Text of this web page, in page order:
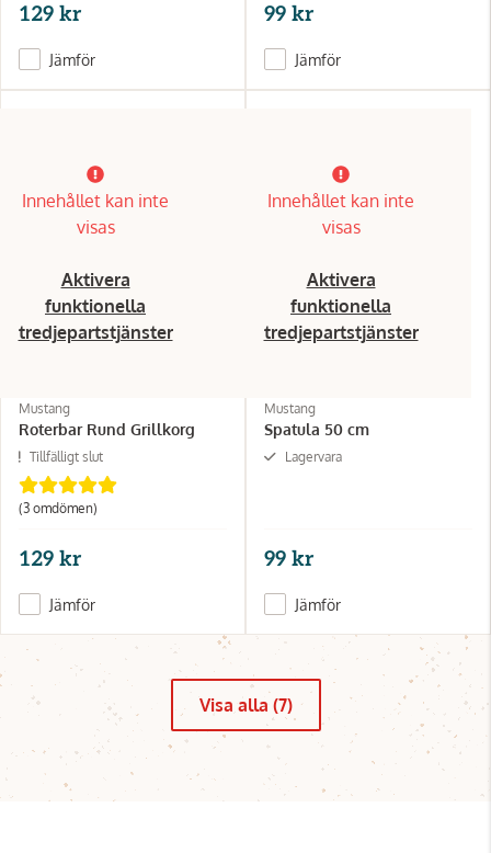
129 kr
Jämför
99 kr
Jämför
Innehållet kan inte
visas
Aktivera
funktionella
tredjepartstjänster
Mustang
Roterbar Rund Grillkorg
Tillfälligt slut
(3 omdömen)
129 kr
Jämför
Innehållet kan inte
visas
Aktivera
funktionella
tredjepartstjänster
Mustang
Spatula 50 cm
Lagervara
99 kr
Jämför
Visa alla (7)